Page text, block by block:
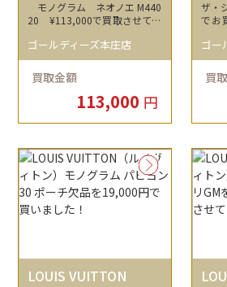
モノグラム ネオノエ M440
20 ¥113,000で買取させてい
いました！
ゴールディーズ本庄店
買取金額
113,000 円
ザ・シティ
でお
た！
ゴー
買
LOUIS VUITTON